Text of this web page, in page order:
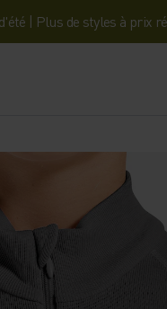
| Plus de styles à prix